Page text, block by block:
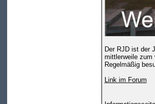
Der RJD ist der
mittlerweile zum
Regelmäßig
Link im Forum